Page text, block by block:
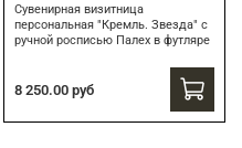
Сувенирная визитница
персональная "Кремль. Звезда" с
ручной росписью Палех в футляре
8 250.00 руб